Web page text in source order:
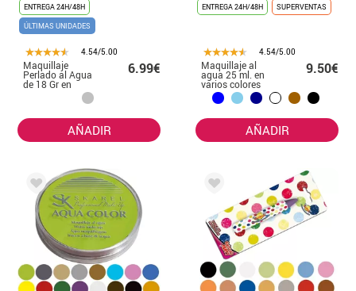
ENTREGA 24H/48H
ÚLTIMAS UNIDADES
4.54/5.00
Maquillaje
Perlado al Agua
de 18 Gr en
varios colores
6.99€
AÑADIR
ENTREGA 24H/48H SUPERVENTAS
4.54/5.00
Maquillaje al
agua 25 ml. en
varios colores
9.50€
AÑADIR